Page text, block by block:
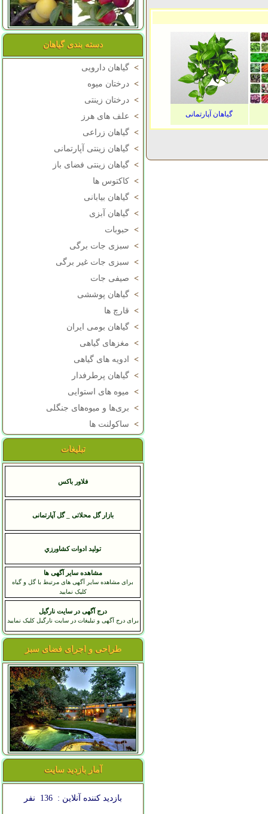
دسته بندی گیاهان
> گیاهان دارویی
> درختان میوه
> درختان زینتی
> علف های هرز
> گیاهان زراعی
> گیاهان زینتی آپارتمانی
> گیاهان زینتی فضای باز
> کاکتوس ها
> گیاهان بیابانی
> گیاهان آبزی
> حبوبات
> سبزی جات برگی
> سبزی جات غیر برگی
> صیفی جات
> گیاهان پوششی
> قارچ ها
> گیاهان بومی ایران
> مغزهای گیاهی
>
ادویه های گیاهی
> گیاهان پرطرفدار
> میوه های استوایی
> بری‌ها و میوه‌های جنگلی
> ساکولنت ها
تبلیغات
فلاور باکس
بازار گل محلاتی _ گل آپارتمانی
توليد ادوات کشاورزي
مشاهده سایر آگهی ها
برای مشاهده سایر آگهی های مرتبط با گل و گیاه
کلیک نمایید
درج آگهی در سایت نارگیل
برای درج آگهی و تبلیغات در سایت نارگیل کلیک نمایید
طراحی و اجرای فضای سبز
آمار بازدید سایت
بازدید کننده آنلاین : 136 نفر
گیاهان آپارتمانی